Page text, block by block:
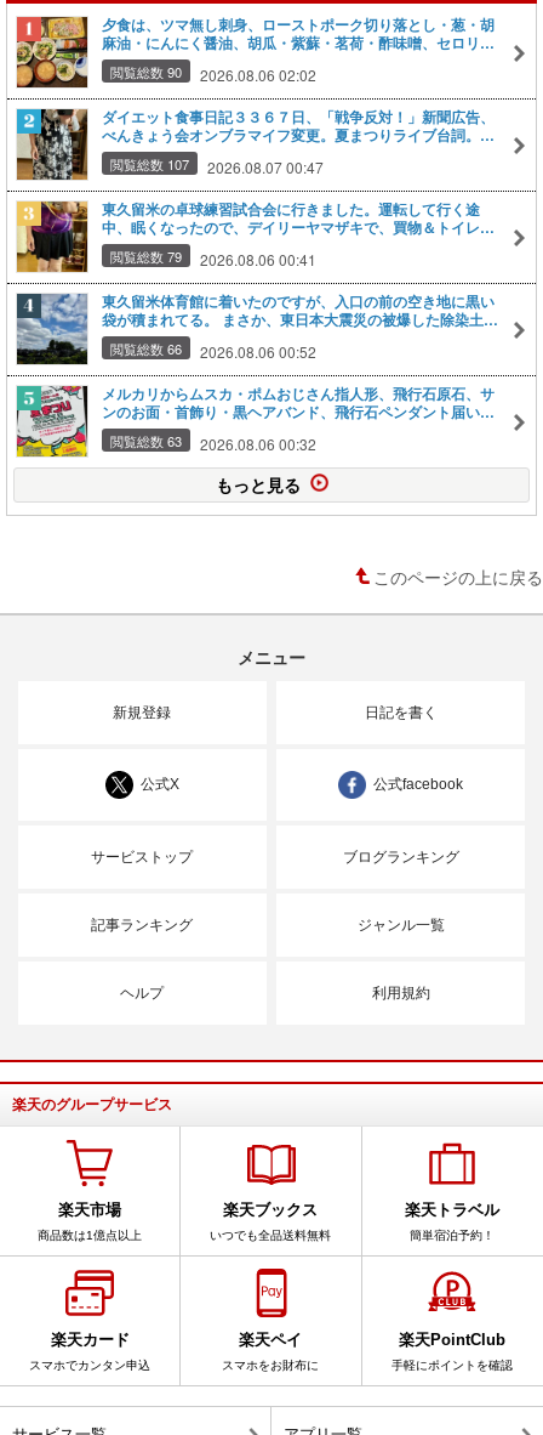
夕食は、ツマ無し刺身、ローストポーク切り落とし・葱・胡
麻油・にんにく醤油、胡瓜・紫蘇・茗荷・酢味噌、セロリの
塩昆布和え、豆腐・ネギの味噌汁、グレープフルーツ２種・
オレンジの剥き身。
閲覧総数 90 2026.08.06 02:02
ダイエット食事日記３３６７日、「戦争反対！」新聞広告、
べんきょう会オンブラマイフ変更。夏まつりライブ台詞。ア
ブラゼミ、王子の北とぴあVIEW＆KITCHEN QUAD17（ク
アドイチナナ）、トライシアター鑑賞（いっぽうそのころ、
あみあみばあちゃん、ちぃサッシェおぉサック、唄語り怪談
日本昔話鬼）。杉玉。パズーの茶ベスト
閲覧総数 107 2026.08.07 00:47
東久留米の卓球練習試合会に行きました。運転して行く途
中、眠くなったので、デイリーヤマザキで、買物＆トイレ。
カフェオレ、ミンティア「最強ミントで目覚めろ呼吸」を購
入。
閲覧総数 79 2026.08.06 00:41
東久留米体育館に着いたのですが、入口の前の空き地に黒い
袋が積まれてる。 まさか、東日本大震災の被爆した除染土じ
ゃないよねｗ・・・埼玉県内にも０．７万ｔ。これもそうか
もしれないなあ・・・ 汚染土を再利用だなんて、なんのため
に除去したのか分からないじゃない・・・
閲覧総数 66 2026.08.06 00:52
メルカリからムスカ・ポムおじさん指人形、飛行石原石、サ
ンのお面・首飾り・黒ヘアバンド、飛行石ペンダント届い
た。８月２２日の夏まつりライブで歌う曲「もののけ姫」
「君をのせて」（天空の城ラピュタ）の前後に指人形やコス
プレ？で小芝居を使用かと思ってるのですが、その小道具・
閲覧総数 63 2026.08.06 00:32
もっと見る
このページの上に戻る
メニュー
新規登録 日記を書く
公式X 公式facebook
サービストップ ブログランキング
記事ランキング ジャンル一覧
ヘルプ 利用規約
楽天のグループサービス
楽天市場
商品数は1億点以上
楽天ブックス
いつでも全品送料無料
楽天トラベル
簡単宿泊予約！
楽天カード
スマホでカンタン申込
楽天ペイ
スマホをお財布に
楽天PointClub
手軽にポイントを確認